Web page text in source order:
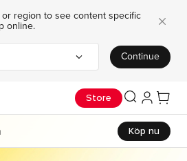
region to see content specific
online.
region
Continue
ultimata RealMadrid-priser Gå med nu
51% billigare, 8290 kr! Läs mer
spara 3000 kr på SAROS 10R.
Store
Köp nu